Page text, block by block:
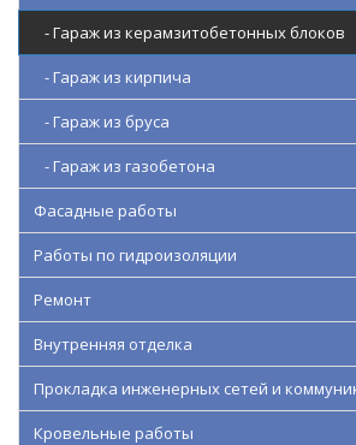
- Гараж из керамзитобетонных блоков
- Гараж из кирпича
- Гараж из бруса
- Гараж из газобетона
Фасадные работы
Работы по гидроизоляции
Ремонт
Внутренняя отделка
Прокладка инженерных сетей и
Кровельные работы